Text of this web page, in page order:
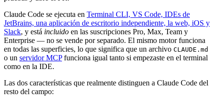
Claude Code se ejecuta en Terminal CLI, VS Code, IDEs de
JetBrains, una aplicación de escritorio independiente, la web, iOS y
Slack, y está incluido en las suscripciones Pro, Max, Team y
Enterprise — no se vende por separado. El mismo motor funciona
en todas las superficies, lo que significa que un archivo CLAUDE.md
o un servidor MCPfunciona igual tanto si empezaste en el terminal
como en la IDE.
Las dos características que realmente distinguen a Claude Code del
resto del campo: